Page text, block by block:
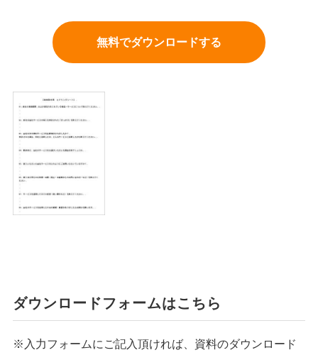
無料でダウンロードする
ダウンロードフォームはこちら
※入力フォームにご記入頂ければ、資料のダウンロード